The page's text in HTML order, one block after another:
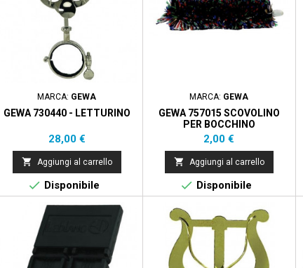
MARCA: GEWA
GEWA 730440 - LETTURINO
Prezzo
28,00 €
 Aggiungi al carrello
 Disponibile
MARCA: GEWA
GEWA 757015 SCOVOLINO
PER BOCCHINO
Prezzo
2,00 €
 Aggiungi al carrello
 Disponibile